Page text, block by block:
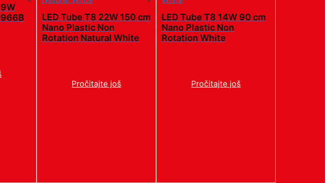
9W
LED Tube T8 22W 150 cm
Nano Plastic Non
Rotation Natural White
Pročitajte još
LED Tube T8 14W 90 cm
Nano Plastic Non
Rotation White
Pročitajte još